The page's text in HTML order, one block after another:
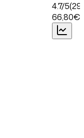
4.7/5(
66,80€